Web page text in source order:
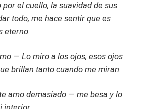
por el cuello, la suavidad de sus
todo, me hace sentir que es
eterno.
— Lo miro a los ojos, esos ojos
brillan tanto cuando me miran.
amo demasiado — me besa y lo